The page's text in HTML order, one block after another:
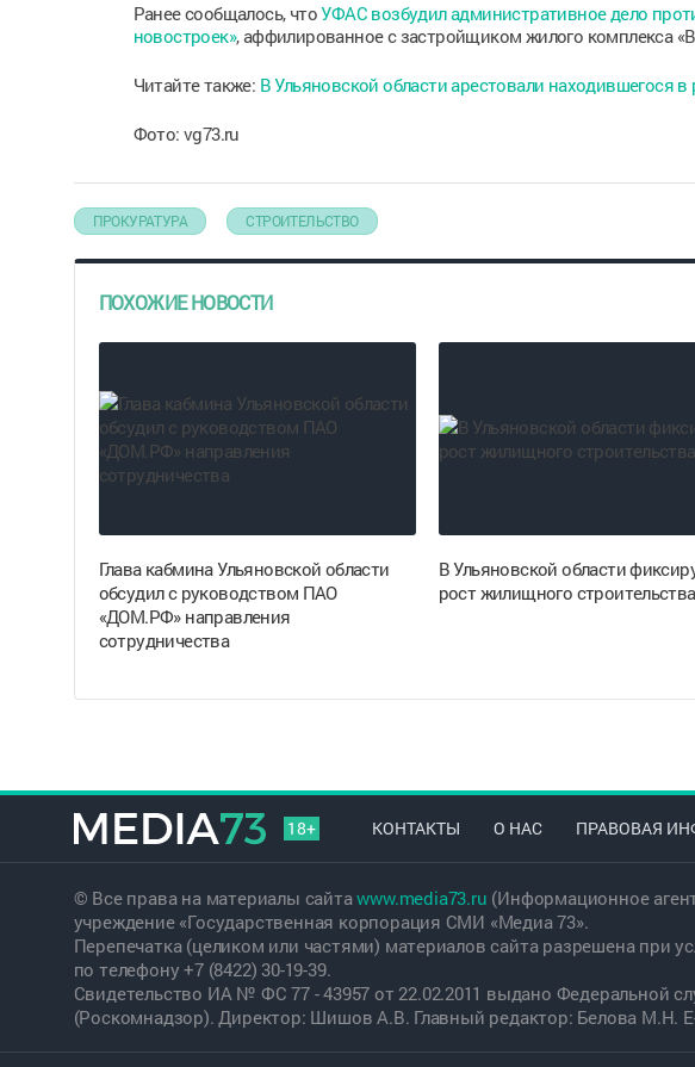
Ранее сообщалось, чтоУФАС возбудил административное дело
новостроек», аффилированное с застройщиком жилого комплекса
Читайте также: В Ульяновской области арестовали находившегося
Фото: vg73.ru
ПРОКУРАТУРА СТРОИТЕЛЬСТВО
ПОХОЖИЕ НОВОСТИ
Глава кабмина Ульяновской области
обсудил с руководством ПАО
«ДОМ.РФ» направления
сотрудничества
В Ульяновской области
рост жилищного строительства
18+ КОНТАКТЫ О НАС ПРАВОВАЯ
© Все права на материалы сайтаwww.media73.ru (Информационное
учреждение «Государственная корпорация СМИ «Медиа 73».
Перепечатка (целиком или частями) материалов сайта разрешена при
по телефону +7 (8422) 30-19-39.
Свидетельство ИА № ФС 77 - 43957 от 22.02.2011 выдано Федеральной
(Роскомнадзор). Директор: Шишов А.В. Главный редактор: Белова М.Н.